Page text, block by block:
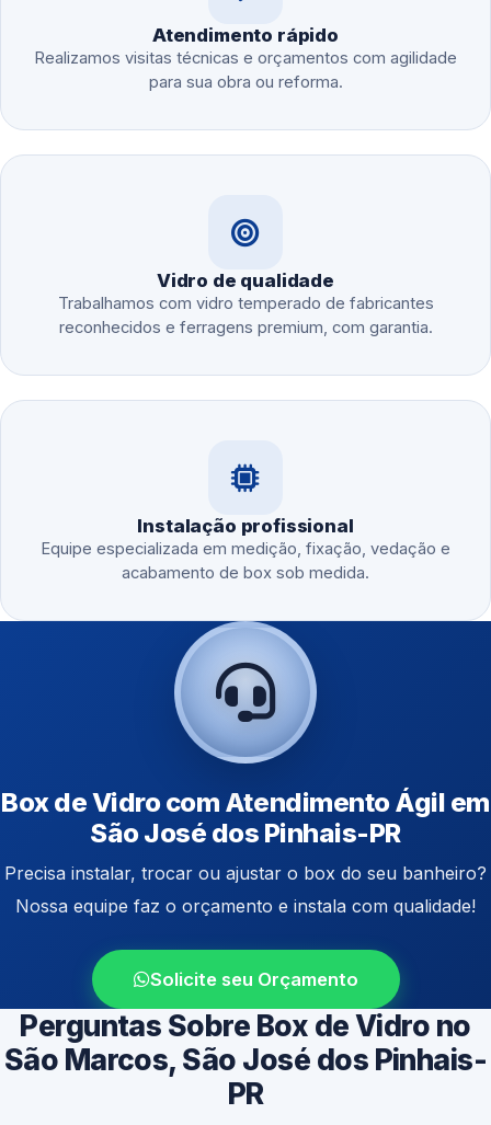
Atendimento rápido
Realizamos visitas técnicas e orçamentos com agilidade
para sua obra ou reforma.
Vidro de qualidade
Trabalhamos com vidro temperado de fabricantes
reconhecidos e ferragens premium, com garantia.
Instalação profissional
Equipe especializada em medição, fixação, vedação e
acabamento de box sob medida.
Box de Vidro com Atendimento Ágil em
São José dos Pinhais-PR
Precisa instalar, trocar ou ajustar o box do seu banheiro?
Nossa equipe faz o orçamento e instala com qualidade!
Solicite seu Orçamento
Perguntas Sobre Box de Vidro no
São Marcos, São José dos Pinhais-
PR